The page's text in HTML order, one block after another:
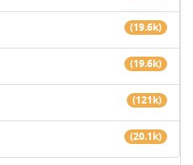
(19.6k)
(19.6k)
(121k)
(20.1k)